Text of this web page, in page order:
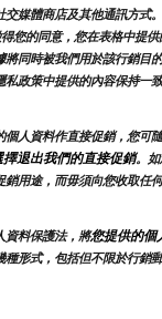
交媒體商店及其他通訊方式
您的同意，您在表格中提
將同時被我們用於該行銷目
政策中提供的內容保持一致
個人資料作直接促銷，您可
退出我們的直接促銷。如
用途，而毋須向您收取任何
資料保護法，將您提供的個
種形式，包括但不限於行銷